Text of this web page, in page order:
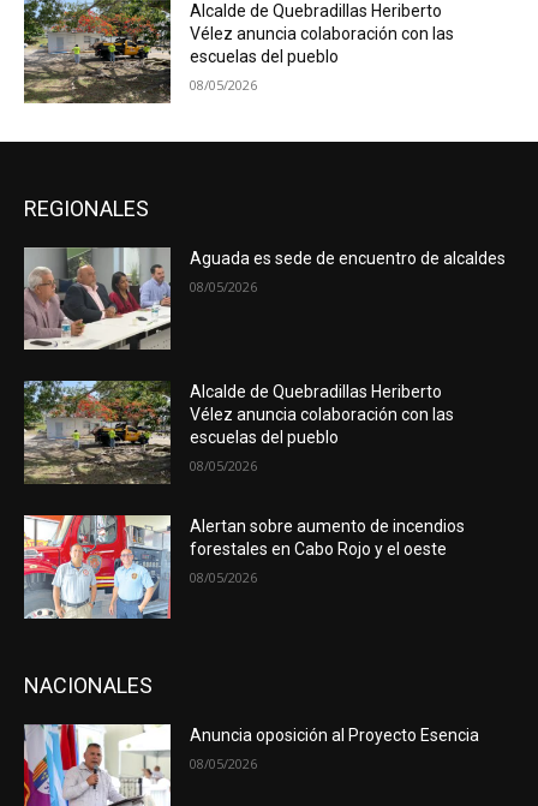
Alcalde de Quebradillas Heriberto
Vélez anuncia colaboración con las
escuelas del pueblo
08/05/2026
REGIONALES
Aguada es sede de encuentro de alcaldes
08/05/2026
Alcalde de Quebradillas Heriberto
Vélez anuncia colaboración con las
escuelas del pueblo
08/05/2026
Alertan sobre aumento de incendios
forestales en Cabo Rojo y el oeste
08/05/2026
NACIONALES
Anuncia oposición al Proyecto Esencia
08/05/2026